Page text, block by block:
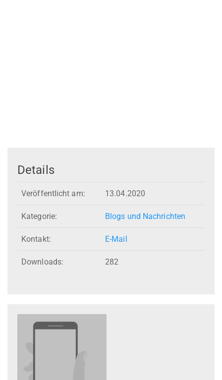
Details
Veröffentlicht am: 13.04.2020
Kategorie: Blogs und Nachrichten
Kontakt: E-Mail
Downloads: 282